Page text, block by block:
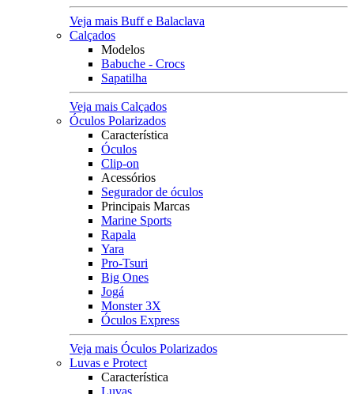
Veja mais Buff e Balaclava
Calçados
Modelos
Babuche - Crocs
Sapatilha
Veja mais Calçados
Óculos Polarizados
Característica
Óculos
Clip-on
Acessórios
Segurador de óculos
Principais Marcas
Marine Sports
Rapala
Yara
Pro-Tsuri
Big Ones
Jogá
Monster 3X
Óculos Express
Veja mais Óculos Polarizados
Luvas e Protect
Característica
Luvas